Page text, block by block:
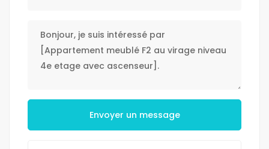
Envoyer un message